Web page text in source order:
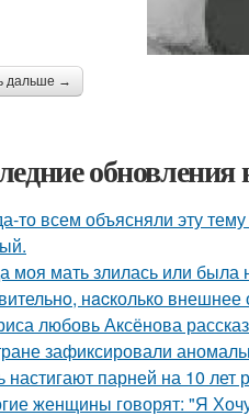
дальше →
обновления
то всем объясняли эту
моя мать злилась или была
нacколько внешнее
любовь Аксёнова
зафиксировали
настигают парней на 10 лет
женщины говорят: "Я